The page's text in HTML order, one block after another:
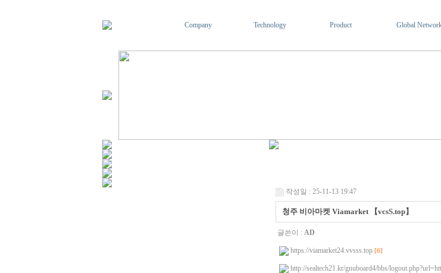
Company Technology Product Global
작성일 : 25-11-13 19:47
청주 비아마켓 Viamarket 【vcsS.top】
글쓴이 : AD
https://viamarket24.vvsss.top [6]
http://sealtech21.kr/gnuboard4/bbs/